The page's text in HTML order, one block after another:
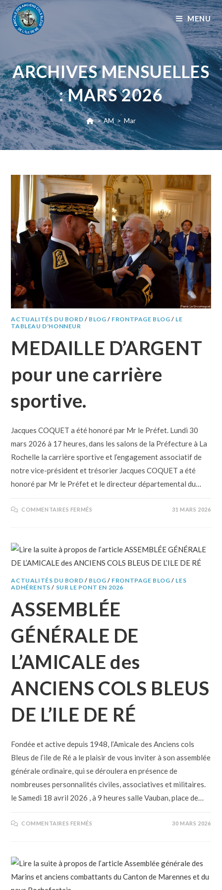
MENU
ARCHIVES MENSUELLES
: MARS 2026
> AM > Mar
ACTUALITÉS DU BORD / BLOG / FRONTPAGE BLOG / LE
TABLEAU D'HONNEUR
MEDAILLE D’ARGENT
pour une carrière
sportive.
Jacques COQUET a été honoré par Mr le Préfet. Lundi 30
mars 2026 à 17 heures, dans les salons de la Préfecture à La
Rochelle la carrière sportive et l’engagement associatif de
notre vice-président et trésorier Jacques COQUET a été
honoré par Mr le Préfet et le directeur départemental du…
COMMENTAIRES FERMÉS 31 MARS 2026
ACTUALITÉS DU BORD / BLOG / FRONTPAGE BLOG / LES
ADHÉRENTS / SUR LE PONT EN 2026
ASSEMBLÉE
GÉNÉRALE DE
L’AMICALE des
ANCIENS COLS BLEUS
DE L’ILE DE RÉ
Fondée et active depuis 1948, l’Amicale des Anciens cols
Bleus de l’ile de Ré a le plaisir de vous inviter à son assemblée
générale ordinaire, qui se déroulera en présence de
nombreuses personnalités civiles, associatives et militaires.
le Samedi 18 avril 2026 , à 9 heures salle Vauban, place de…
COMMENTAIRES FERMÉS 30 MARS 2026